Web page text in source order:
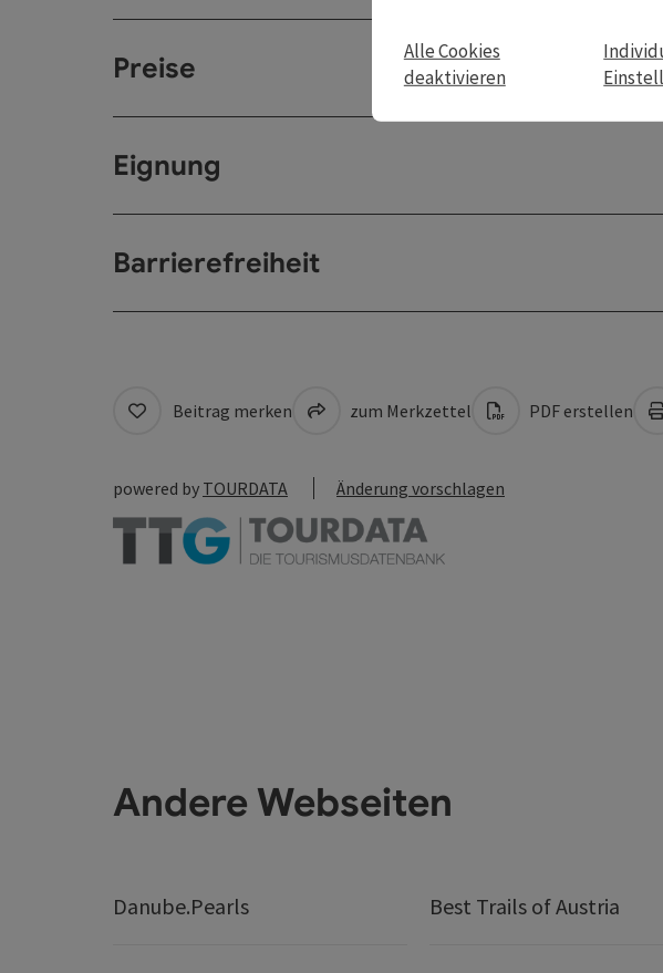
Preise
Eignung
Barrierefreiheit
Beitrag merken zum Merkzettel PDF erstellen
powered by TOURDATA Änderung vorschlagen
Andere Webseiten
Danube.Pearls Best Trails of Austria
Alle Cookies
deaktivieren